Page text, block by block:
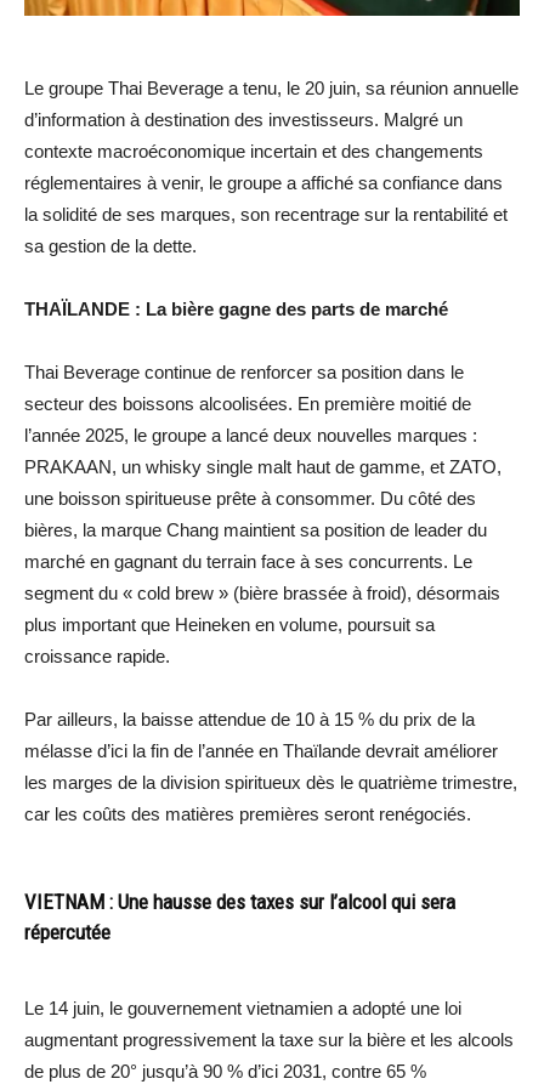
Le groupe Thai Beverage a tenu, le 20 juin, sa réunion annuelle
d’information à destination des investisseurs. Malgré un
contexte macroéconomique incertain et des changements
réglementaires à venir, le groupe a affiché sa confiance dans
la solidité de ses marques, son recentrage sur la rentabilité et
sa gestion de la dette.
THAÏLANDE : La bière gagne des parts de marché
Thai Beverage continue de renforcer sa position dans le
secteur des boissons alcoolisées. En première moitié de
l’année 2025, le groupe a lancé deux nouvelles marques :
PRAKAAN, un whisky single malt haut de gamme, et ZATO,
une boisson spiritueuse prête à consommer. Du côté des
bières, la marque Chang maintient sa position de leader du
marché en gagnant du terrain face à ses concurrents. Le
segment du « cold brew » (bière brassée à froid), désormais
plus important que Heineken en volume, poursuit sa
croissance rapide.
Par ailleurs, la baisse attendue de 10 à 15 % du prix de la
mélasse d’ici la fin de l’année en Thaïlande devrait améliorer
les marges de la division spiritueux dès le quatrième trimestre,
car les coûts des matières premières seront renégociés.
VIETNAM : Une hausse des taxes sur l’alcool qui sera
répercutée
Le 14 juin, le gouvernement vietnamien a adopté une loi
augmentant progressivement la taxe sur la bière et les alcools
de plus de 20° jusqu’à 90 % d’ici 2031, contre 65 %